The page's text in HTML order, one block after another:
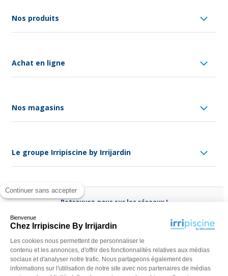
Continuer sans accepter
Bienvenue
Chez Irripiscine By Irrijardin
Les cookies nous permettent de personnaliser le
contenu et les annonces, d'offrir des fonctionnalités relatives aux médias
sociaux et d'analyser notre trafic. Nous partageons également des
informations sur l'utilisation de notre site avec nos partenaires de médias
Nos produits
Achat en ligne
Nos magasins
Le groupe Irripiscine by Irrijardin
Retrouvez-nous sur les réseaux !
Besoin d'aide ?
0970 818 918 (appel non surtaxé)